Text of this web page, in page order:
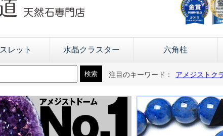
レット 水晶クラスター 六角柱
注目のキーワード： アメジストク